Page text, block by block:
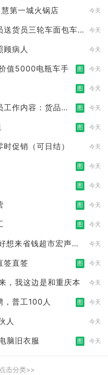
第一城火锅店 今天
送货员三轮车面包车
今天
顾病人 今天
值5000电瓶车手 图 今天
图 今天
作内容：货品分
图 今天
图 今天
促销（可日结） 今天
图 今天
图 今天
图 今天
图 今天
想来省钱超市宏声桥
今天
签直签 图 今天
，我这边是和重庆本 今天
，普工100人 图 今天
人 今天
脑旧衣服 图 今天
击分类>>